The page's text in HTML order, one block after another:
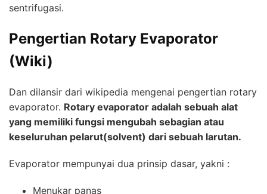
sentrifugasi.
Pengertian Rotary Evaporator
(Wiki)
Dan dilansir dari wikipedia mengenai pengertian rotary
evaporator. Rotary evaporator adalah sebuah alat
yang memiliki fungsi mengubah sebagian atau
keseluruhan pelarut(solvent) dari sebuah larutan.
Evaporator mempunyai dua prinsip dasar, yakni :
Menukar panas